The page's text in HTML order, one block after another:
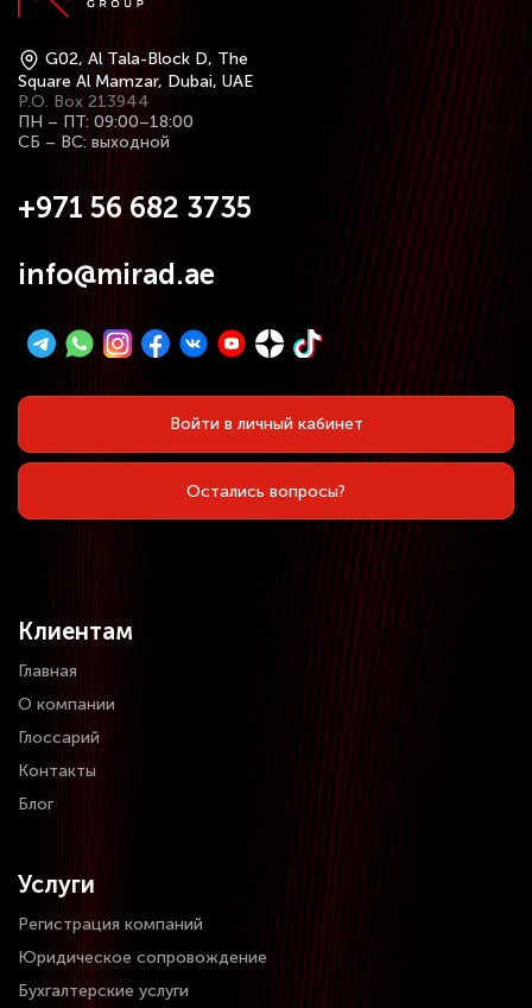
G02, Al Tala-Block D, The
Square Al Mamzar, Dubai, UAE
P.O. Box 213944
ПН – ПТ: 09:00–18:00
СБ – ВС: выходной
Клиентам
Главная
О компании
Глоссарий
Контакты
Блог
Услуги
Регистрация компаний
Юридическое сопровождение
Бухгалтерские услуги
Войти в личный кабинет
Остались вопросы?
+971 56 682 3735
info@mirad.ae